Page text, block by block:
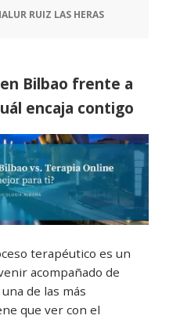
RUIZ LAS HERAS
Bilbao frente a
encaja contigo
terapéutico es un
acompañado de
de las más
que ver con el